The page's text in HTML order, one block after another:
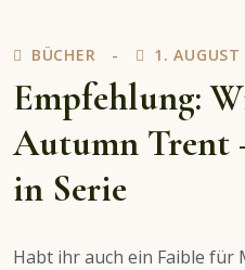
BÜCHER 1.
Empfehlung:
Autumn Trent
in Serie
Habt ihr auch ein Faible für